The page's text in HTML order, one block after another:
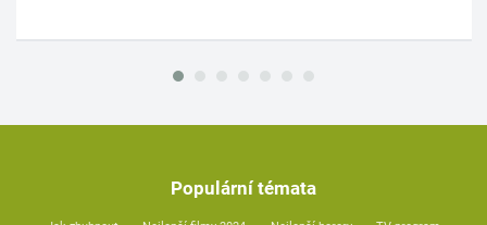
Populární témata